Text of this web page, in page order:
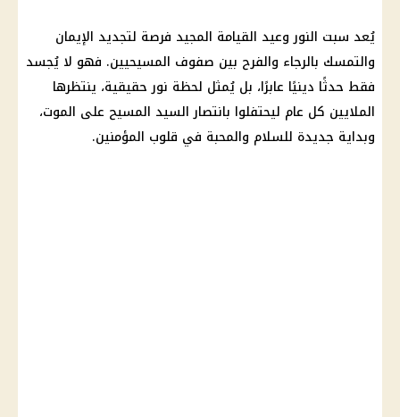
يُعد سبت النور وعيد القيامة المجيد فرصة لتجديد الإيمان
والتمسك بالرجاء والفرح بين صفوف المسيحيين. فهو لا يُجسد
فقط حدثًا دينيًا عابرًا، بل يُمثل لحظة نور حقيقية، ينتظرها
الملايين كل عام ليحتفلوا بانتصار السيد المسيح على الموت،
وبداية جديدة للسلام والمحبة في قلوب المؤمنين.